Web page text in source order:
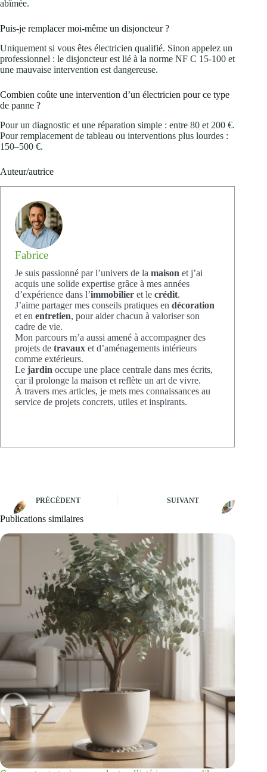
abîmée.
Puis‑je remplacer moi‑même un disjoncteur ?
Uniquement si vous êtes électricien qualifié. Sinon appelez un
professionnel : le disjoncteur est lié à la norme NF C 15‑100 et
une mauvaise intervention est dangereuse.
Combien coûte une intervention d’un électricien pour ce type
de panne ?
Pour un diagnostic et une réparation simple : entre 80 et 200 €.
Pour remplacement de tableau ou interventions plus lourdes :
150–500 €.
Auteur/autrice
Fabrice
Je suis passionné par l’univers de la maison et j’ai
acquis une solide expertise grâce à mes années
d’expérience dans l’immobilier et le crédit.
J’aime partager mes conseils pratiques en décoration
et en entretien, pour aider chacun à valoriser son
cadre de vie.
Mon parcours m’a aussi amené à accompagner des
projets de travaux et d’aménagements intérieurs
comme extérieurs.
Le jardin occupe une place centrale dans mes écrits,
car il prolonge la maison et reflète un art de vivre.
À travers mes articles, je mets mes connaissances au
service de projets concrets, utiles et inspirants.
PRÉCÉDENT SUIVANT
Publications similaires